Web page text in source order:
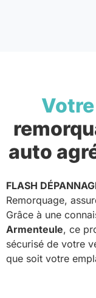
auto
FLASH
Remorquage,
Grâce à une
Armenteule, ce
sécurisé de votre
que soit votre